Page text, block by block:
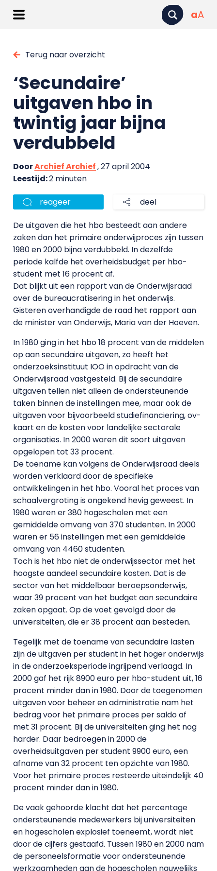
aA
Terug naar overzicht
‘Secundaire’
uitgaven hbo in
twintig jaar bijna
verdubbeld
DoorArchief Archief, 27 april 2004
Leestijd:2 minuten
reageer deel
De uitgaven die het hbo besteedt aan andere
zaken dan het primaire onderwijproces zijn tussen
1980 en 2000 bijna verdubbeld. In dezelfde
periode kalfde het overheidsbudget per hbo-
student met 16 procent af.
Dat blijkt uit een rapport van de Onderwijsraad
over de bureaucratisering in het onderwijs.
Gisteren overhandigde de raad het rapport aan
de minister van Onderwijs, Maria van der Hoeven.
In 1980 ging in het hbo 18 procent van de middelen
op aan secundaire uitgaven, zo heeft het
onderzoeksinstituut IOO in opdracht van de
Onderwijsraad vastgesteld. Bij de secundaire
uitgaven tellen niet alleen de ondersteunende
taken binnen de instellingen mee, maar ook de
uitgaven voor bijvoorbeeld studiefinanciering, ov-
kaart en de kosten voor landelijke sectorale
organisaties. In 2000 waren dit soort uitgaven
opgelopen tot 33 procent.
De toename kan volgens de Onderwijsraad deels
worden verklaard door de specifieke
ontwikkelingen in het hbo. Vooral het proces van
schaalvergroting is ongekend hevig geweest. In
1980 waren er 380 hogescholen met een
gemiddelde omvang van 370 studenten. In 2000
waren er 56 instellingen met een gemiddelde
omvang van 4460 studenten.
Toch is het hbo niet de onderwijssector met het
hoogste aandeel secundaire kosten. Dat is de
sector van het middelbaar beroepsonderwijs,
waar 39 procent van het budget aan secundaire
zaken opgaat. Op de voet gevolgd door de
universiteiten, die er 38 procent aan besteden.
Tegelijk met de toename van secundaire lasten
zijn de uitgaven per student in het hoger onderwijs
in de onderzoeksperiode ingrijpend verlaagd. In
2000 gaf het rijk 8900 euro per hbo-student uit, 16
procent minder dan in 1980. Door de toegenomen
uitgaven voor beheer en administratie nam het
bedrag voor het primaire proces per saldo af
met 31 procent. Bij de universiteiten ging het nog
harder. Daar bedroegen in 2000 de
overheidsuitgaven per student 9900 euro, een
afname van 32 procent ten opzichte van 1980.
Voor het primaire proces resteerde uiteindelijk 40
procent minder dan in 1980.
De vaak gehoorde klacht dat het percentage
ondersteunende medewerkers bij universiteiten
en hogescholen explosief toeneemt, wordt niet
door de cijfers gestaafd. Tussen 1980 en 2000 nam
de personeelsformatie voor ondersteunende
werkzaamheden aan de hogescholen nauwelijks